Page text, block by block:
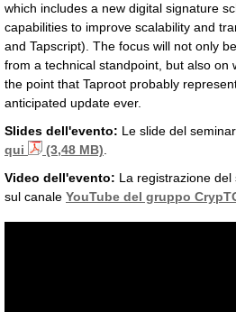
which includes a new digital signature
capabilities to improve scalability and
and Tapscript). The focus will not only
from a technical standpoint, but also on
the point that Taproot probably
anticipated update ever.
Slides dell'evento: Le slide del
qui
(3,48 MB).
Video dell'evento: La registrazione
sul canale YouTube del gruppo